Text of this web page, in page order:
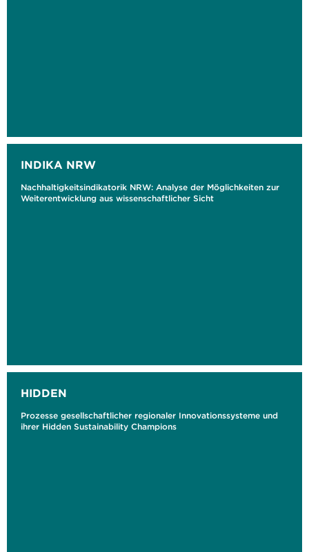
INDIKA NRW
Nachhaltigkeitsindikatorik NRW: Analyse der Möglichkeiten zur
Weiterentwicklung aus wissenschaftlicher Sicht
HIDDEN
Prozesse gesellschaftlicher regionaler Innovationssysteme und
ihrer Hidden Sustainability Champions